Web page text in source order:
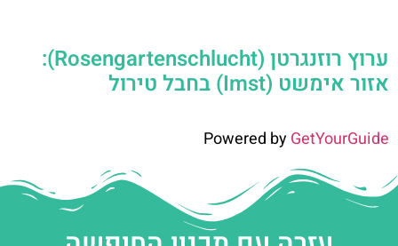
ערוץ רוזנגרטן (Rosengartenschlucht):
אזור אימשט (Imst) בחבל טירול
Powered byGetYourGuide